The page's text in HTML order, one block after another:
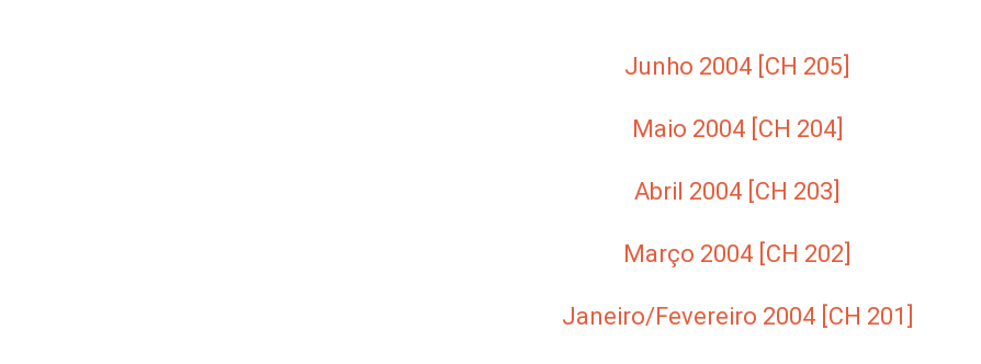
Junho 2004 [CH 205]
Maio 2004 [CH 204]
Abril 2004 [CH 203]
Março 2004 [CH 202]
Janeiro/Fevereiro 2004 [CH 201]